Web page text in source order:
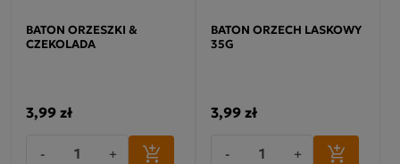
BATON ORZESZKI &
CZEKOLADA
3,99 zł
- +
BATON ORZECH LASKOWY
35G
3,99 zł
- +